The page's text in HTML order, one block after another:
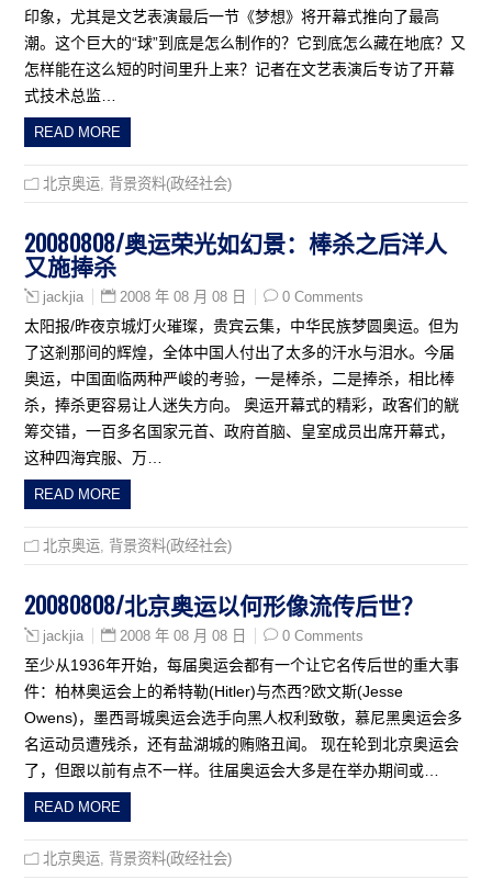
印象，尤其是文艺表演最后一节《梦想》将开幕式推向了最高
潮。这个巨大的“球”到底是怎么制作的？它到底怎么藏在地底？又
怎样能在这么短的时间里升上来？记者在文艺表演后专访了开幕
式技术总监…
READ MORE
北京奥运 背景资料(政经社会)
20080808/奥运荣光如幻景：棒杀之后洋人
又施捧杀
jackjia 2008 年 08 月 08 日 0 Comments
太阳报/昨夜京城灯火璀璨，贵宾云集，中华民族梦圆奥运。但为
了这剎那间的辉煌，全体中国人付出了太多的汗水与泪水。今届
奥运，中国面临两种严峻的考验，一是棒杀，二是捧杀，相比棒
杀，捧杀更容易让人迷失方向。 奥运开幕式的精彩，政客们的觥
筹交错，一百多名国家元首、政府首脑、皇室成员出席开幕式，
这种四海宾服、万…
READ MORE
北京奥运 背景资料(政经社会)
20080808/北京奥运以何形像流传后世？
jackjia 2008 年 08 月 08 日 0 Comments
至少从1936年开始，每届奥运会都有一个让它名传后世的重大事
件：柏林奥运会上的希特勒(Hitler)与杰西?欧文斯(Jesse
Owens)，墨西哥城奥运会选手向黑人权利致敬，慕尼黑奥运会多
名运动员遭残杀，还有盐湖城的贿赂丑闻。 现在轮到北京奥运会
了，但跟以前有点不一样。往届奥运会大多是在举办期间或…
READ MORE
北京奥运 背景资料(政经社会)